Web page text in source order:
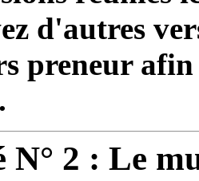
d'autres
preneur
N° 2 : Le